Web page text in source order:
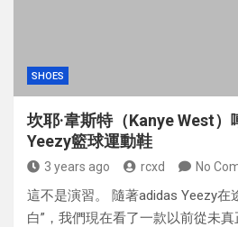
SHOES
坎耶·韋斯特（Kanye West
Yeezy籃球運動鞋
3 years ago rcxd No
這不是演習。 隨著adidas Yeezy在
白”，我們現在看了一款以前從未